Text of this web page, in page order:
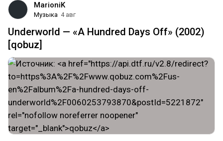
MarioniK
Музыка 4 авг
Underworld — «A Hundred Days Off» (2002)
[qobuz]